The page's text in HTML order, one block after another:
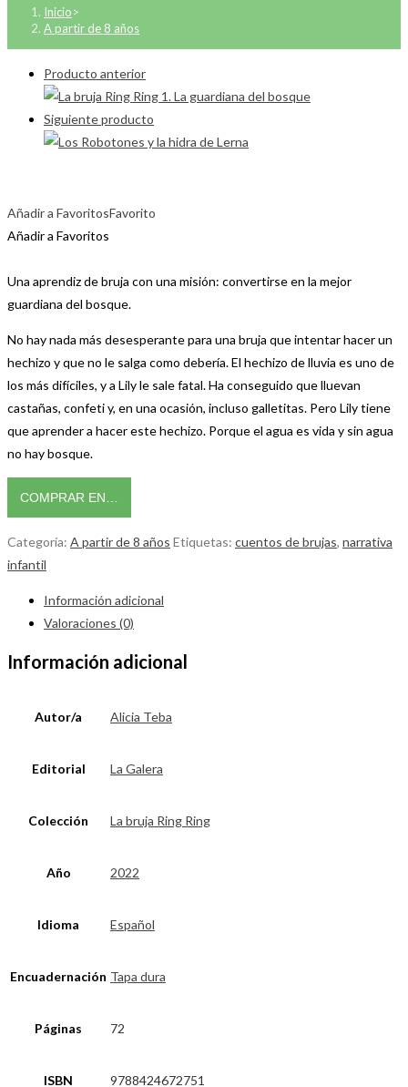
Inicio>
A partir de 8 años
Producto anterior
Siguiente producto
Añadir a FavoritosFavorito
Añadir a Favoritos
Una aprendiz de bruja con una misión: convertirse en la mejor
guardiana del bosque.
No hay nada más desesperante para una bruja que intentar hacer un
hechizo y que no le salga como debería. El hechizo de lluvia es uno de
los más difíciles, y a Lily le sale fatal. Ha conseguido que lluevan
castañas, confeti y, en una ocasión, incluso galletitas. Pero Lily tiene
que aprender a hacer este hechizo. Porque el agua es vida y sin agua
no hay bosque.
COMPRAR EN…
Categoría: A partir de 8 años Etiquetas: cuentos de brujas, narrativa
infantil
Información adicional
Valoraciones (0)
Información adicional
Autor/a Alicia Teba
Editorial La Galera
Colección La bruja Ring Ring
Año 2022
Idioma Español
Encuadernación Tapa dura
Páginas 72
ISBN 9788424672751